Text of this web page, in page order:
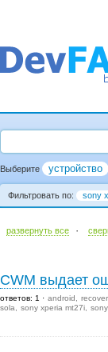
Выберите устройство
Фильтровать по: sony
развернуть все ·
CWM выдает
ответов: 1 android
sola
sony xperia mt27i